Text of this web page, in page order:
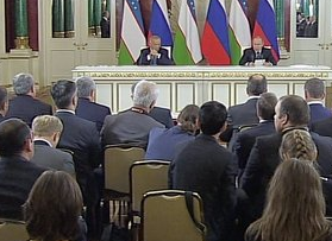
Исламом Каримовым
российско-узбекистанских